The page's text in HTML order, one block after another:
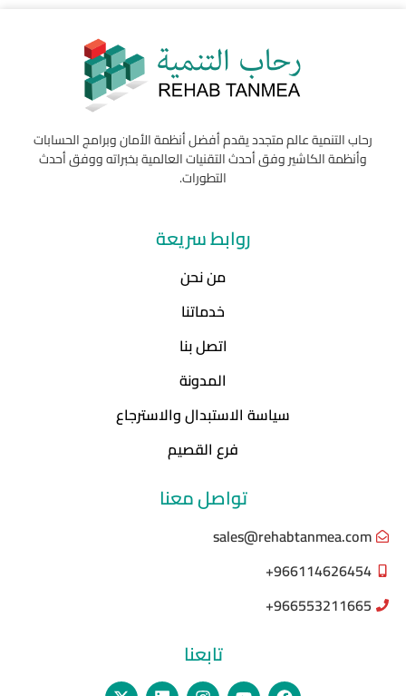
رحاب التنمية عالم متجدد يقدم أفضل أنظمة الأمان وبرامج الحسابات
وأنظمة الكاشير وفق أحدث التقنيات العالمية بخبراته ووفق أحدث
التطورات.
روابط سريعة
من نحن
خدماتنا
اتصل بنا
المدونة
سياسة الاستبدال والاسترجاع
فرع القصيم
تواصل معنا
sales@rehabtanmea.com
966114626454+
966553211665+
تابعنا